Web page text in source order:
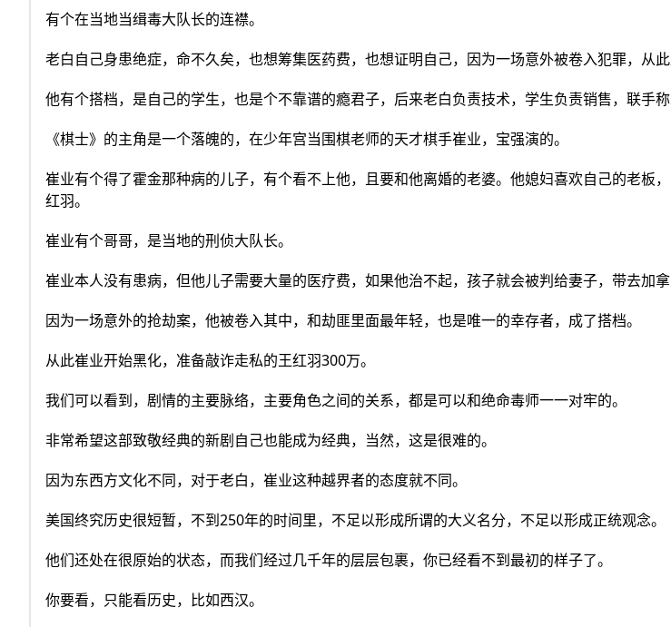
有个在当地当缉毒大队长的连襟。
老白自己身患绝症，命不久矣，也想筹集医药费，也想证明自己，因为一场意外被卷入犯罪，从此
他有个搭档，是自己的学生，也是个不靠谱的瘾君子，后来老白负责技术，学生负责销售，联手称
《棋士》的主角是一个落魄的，在少年宫当围棋老师的天才棋手崔业，宝强演的。
崔业有个得了霍金那种病的儿子，有个看不上他，且要和他离婚的老婆。他媳妇喜欢自己的老板
红羽。
崔业有个哥哥，是当地的刑侦大队长。
崔业本人没有患病，但他儿子需要大量的医疗费，如果他治不起，孩子就会被判给妻子，带去加拿
因为一场意外的抢劫案，他被卷入其中，和劫匪里面最年轻，也是唯一的幸存者，成了搭档。
从此崔业开始黑化，准备敲诈走私的王红羽300万。
我们可以看到，剧情的主要脉络，主要角色之间的关系，都是可以和绝命毒师一一对牢的。
非常希望这部致敬经典的新剧自己也能成为经典，当然，这是很难的。
因为东西方文化不同，对于老白，崔业这种越界者的态度就不同。
美国终究历史很短暂，不到250年的时间里，不足以形成所谓的大义名分，不足以形成正统观念。
他们还处在很原始的状态，而我们经过几千年的层层包裹，你已经看不到最初的样子了。
你要看，只能看历史，比如西汉。